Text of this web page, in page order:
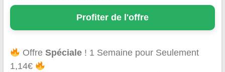
Profiter de l'offre
OffreSpéciale ! 1 Semaine pour Seulement
1,14€